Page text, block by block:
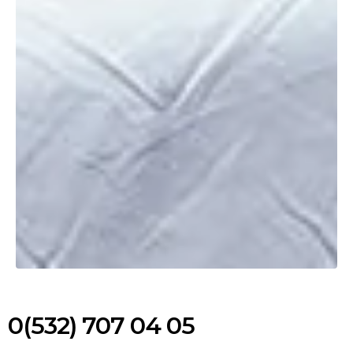
0(532) 707 04 05